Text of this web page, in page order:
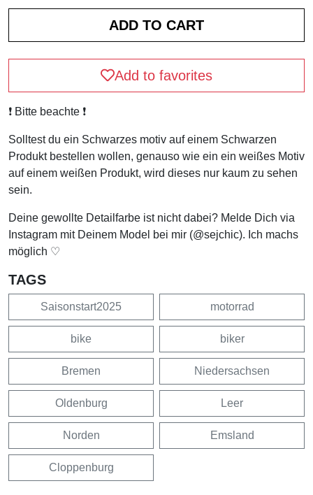
Add to favorites
❗️ Bitte beachte ❗️
Solltest du ein Schwarzes motiv auf einem Schwarzen
Produkt bestellen wollen, genauso wie ein ein weißes Motiv
auf einem weißen Produkt, wird dieses nur kaum zu sehen
sein.
Deine gewollte Detailfarbe ist nicht dabei? Melde Dich via
Instagram mit Deinem Model bei mir (@sejchic). Ich machs
möglich ♡
TAGS
Saisonstart2025 motorrad
bike biker
Bremen Niedersachsen
Oldenburg Leer
Norden Emsland
Cloppenburg